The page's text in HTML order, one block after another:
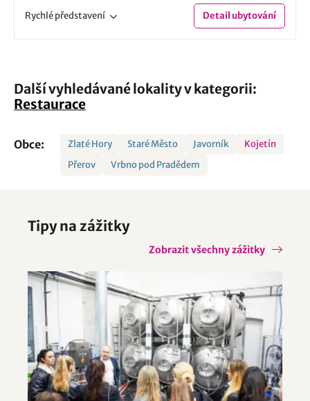
Rychlépředstavení Detailubytování
Další vyhledávané lokality v kategorii:
Restaurace
Obce: Zlaté Hory Staré Město Javorník
Kojetín
Přerov
Vrbno pod Pradědem
Tipy na zážitky
Zobrazit všechny zážitky